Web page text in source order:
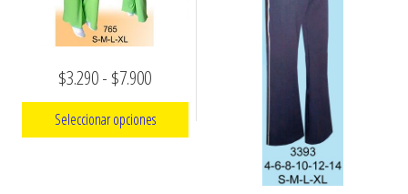
en
la
página
de
producto
se
pueden
elegir
en
la
página
de
$3.290- $7.900Rango
de
precios:
Seleccionar opciones